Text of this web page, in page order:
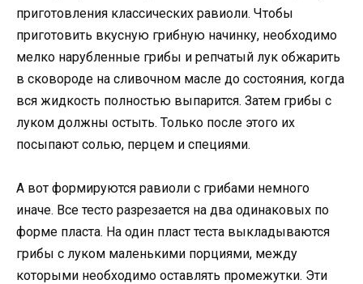
приготовления классических равиоли. Чтобы
приготовить вкусную грибную начинку, необходимо
мелко нарубленные грибы и репчатый лук обжарить
в сковороде на сливочном масле до состояния, когда
вся жидкость полностью выпарится. Затем грибы с
луком должны остыть. Только после этого их
посыпают солью, перцем и специями.
А вот формируются равиоли с грибами немного
иначе. Все тесто разрезается на два одинаковых по
форме пласта. На один пласт теста выкладываются
грибы с луком маленькими порциями, между
которыми необходимо оставлять промежутки. Эти